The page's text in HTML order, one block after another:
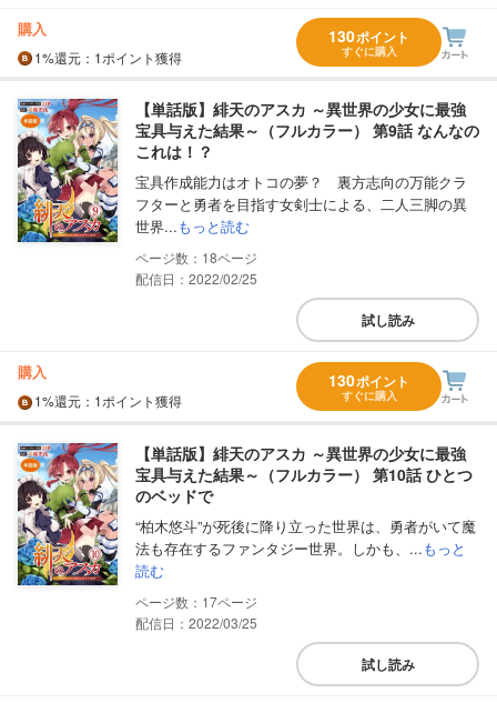
購入
1%還元 ：1ポイント獲得
130ポイント
すぐに購入
【単話版】緋天のアスカ ～異世界の少女に最強
宝具与えた結果～（フルカラー） 第9話 なんなの
これは！？
宝具作成能力はオトコの夢？ 裏方志向の万能クラ
フターと勇者を目指す女剣士による、二人三脚の異
世界...もっと読む
18
配信日：2022/02/25
試し読み
購入
1%還元 ：1ポイント獲得
130ポイント
すぐに購入
【単話版】緋天のアスカ ～異世界の少女に最強
宝具与えた結果～（フルカラー） 第10話 ひとつ
のベッドで
“柏木悠斗”が死後に降り立った世界は、勇者がいて魔
法も存在するファンタジー世界。しかも、...もっと
読む
17
配信日：2022/03/25
試し読み